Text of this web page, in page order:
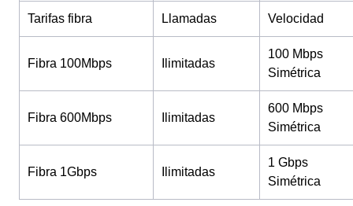
Tarifas fibra Llamadas Velocidad
Fibra 100Mbps Ilimitadas
100 Mbps
Simétrica
Fibra 600Mbps Ilimitadas
600 Mbps
Simétrica
Fibra 1Gbps Ilimitadas
1 Gbps
Simétrica